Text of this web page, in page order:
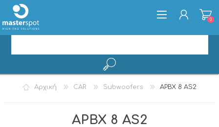
ΕΓΓΡΑΦΉ
0
Αρχική CAR Subwoofers APBX 8 AS2
APBX 8 AS2